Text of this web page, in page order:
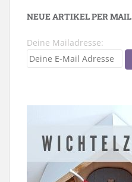
NEUE ARTIKEL PER MAIL
Deine Mailadresse: